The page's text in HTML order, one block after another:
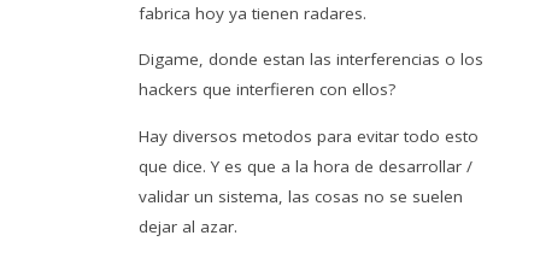
fabrica hoy ya tienen radares.
Digame, donde estan las interferencias o los
hackers que interfieren con ellos?
Hay diversos metodos para evitar todo esto
que dice. Y es que a la hora de desarrollar /
validar un sistema, las cosas no se suelen
dejar al azar.